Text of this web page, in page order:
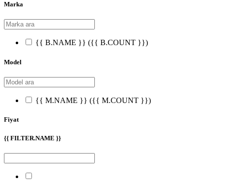
Marka
{{ B.NAME }} ({{ B.COUNT }})
Model
{{ M.NAME }} ({{ M.COUNT }})
Fiyat
{{ FILTER.NAME }}